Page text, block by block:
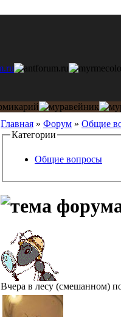
Главная » Форум » Общие
Категории
Общие вопросы
Вчера в лесу (смешанном)